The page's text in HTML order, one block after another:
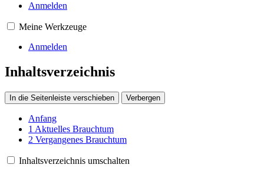
Anmelden
Meine Werkzeuge
Anmelden
Inhaltsverzeichnis
In die Seitenleiste verschieben Verbergen
Anfang
1 Aktuelles Brauchtum
2 Vergangenes Brauchtum
Inhaltsverzeichnis umschalten